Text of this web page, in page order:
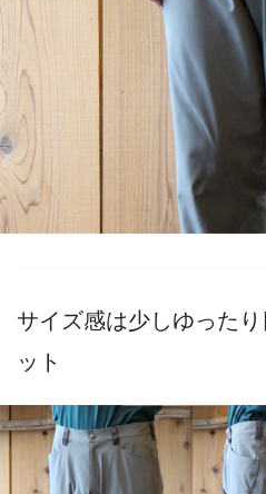
サイズ感は少しゆった
ット